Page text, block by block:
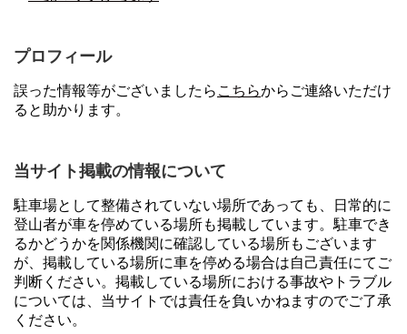
プロフィール
誤った情報等がございましたら こちらからご連絡いただけ
ると助かります。
当サイト掲載の情報について
駐車場として整備されていない場所であっても、日常的に
登山者が車を停めている場所も掲載しています。駐車でき
るかどうかを関係機関に確認している場所もございます
が、掲載している場所に車を停める場合は自己責任にてご
判断ください。掲載している場所における事故やトラブル
については、当サイトでは責任を負いかねますのでご了承
ください。